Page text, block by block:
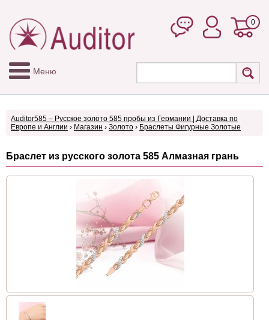
0
Меню
Auditor585 – Русское золото 585 пробы из Германии | Доставка по
Европе и Англии › Магазин › Золото › Браслеты Фигурные Золотые
Браслет из русского золота 585 Алмазная грань